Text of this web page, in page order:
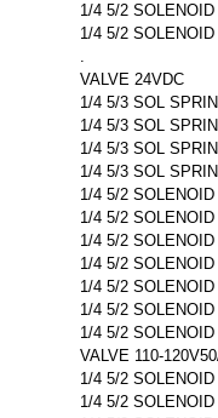
1/4 5/2
1/4 5/2
.
VALVE 24VDC
1/4 5/3 SOL
1/4 5/3 SOL
1/4 5/3 SOL
1/4 5/3 SOL
1/4 5/2
1/4 5/2
1/4 5/2
1/4 5/2
1/4 5/2
1/4 5/2
1/4 5/2
VALVE 110-
1/4 5/2
1/4 5/2